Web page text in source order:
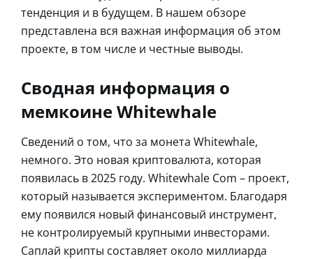
тенденция и в будущем. В нашем обзоре
представлена вся важная информация об этом
проекте, в том числе и честные выводы.
Сводная информация о
мемкоине Whitewhale
Сведений о том, что за монета Whitewhale,
немного. Это новая криптовалюта, которая
появилась в 2025 году. Whitewhale Com – проект,
который называется экспериментом. Благодаря
ему появился новый финансовый инструмент,
не контролируемый крупными инвесторами.
Саплай крипты составляет около миллиарда